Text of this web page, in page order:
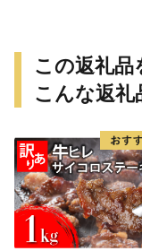
この返礼品
こんな返礼